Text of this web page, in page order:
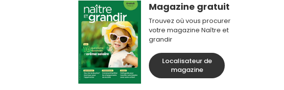
Magazine gratuit
Trouvez où vous procurer
votre magazine Naître et
grandir
Localisateur de
magazine